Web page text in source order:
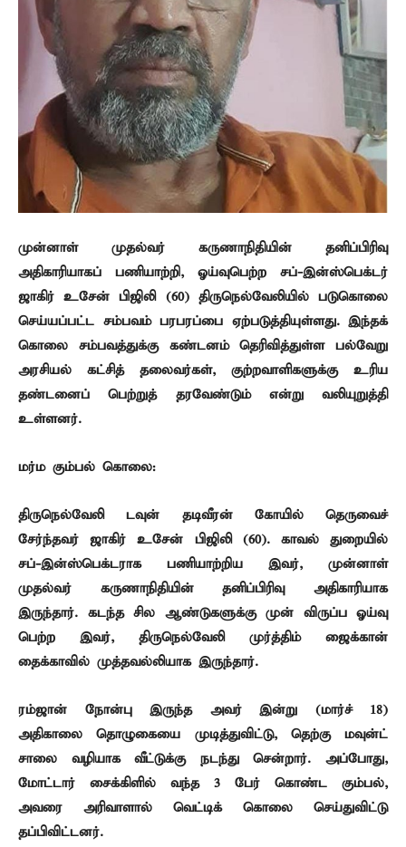
முன்னாள் முதல்வர் கருணாநிதியின் தனிப்பிரிவு
அதிகாரியாகப் பணியாற்றி, ஓய்வுபெற்ற சப்-இன்ஸ்பெக்டர்
ஜாகிர் உசேன் பிஜிலி (60) திருநெல்வேலியில் படுகொலை
செய்யப்பட்ட சம்பவம் பரபரப்பை ஏற்படுத்தியுள்ளது. இந்தக்
கொலை சம்பவத்துக்கு கண்டனம் தெரிவித்துள்ள பல்வேறு
அரசியல் கட்சித் தலைவர்கள், குற்றவாளிகளுக்கு உரிய
தண்டனைப் பெற்றுத் தரவேண்டும் என்று வலியுறுத்தி
உள்ளனர்.
மர்ம கும்பல் கொலை:
திருநெல்வேலி டவுன் தடிவீரன் கோயில் தெருவைச்
சேர்ந்தவர் ஜாகிர் உசேன் பிஜிலி (60). காவல் துறையில்
சப்-இன்ஸ்பெக்டராக பணியாற்றிய இவர், முன்னாள்
முதல்வர் கருணாநிதியின் தனிப்பிரிவு அதிகாரியாக
இருந்தார். கடந்த சில ஆண்டுகளுக்கு முன் விருப்ப ஓய்வு
பெற்ற இவர், திருநெல்வேலி முர்த்திம் ஜைக்கான்
தைக்காவில் முத்தவல்லியாக இருந்தார்.
ரம்ஜான் நோன்பு இருந்த அவர் இன்று (மார்ச் 18)
அதிகாலை தொழுகையை முடித்துவிட்டு, தெற்கு மவுன்ட்
சாலை வழியாக வீட்டுக்கு நடந்து சென்றார். அப்போது,
மோட்டார் சைக்கிளில் வந்த 3 பேர் கொண்ட கும்பல்,
அவரை அரிவாளால் வெட்டிக் கொலை செய்துவிட்டு
தப்பிவிட்டனர்.